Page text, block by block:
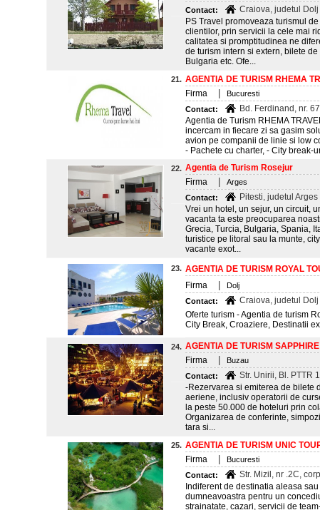
Contact:
Craiova, judetul Dolj
PS Travel promoveaza turismul
clientilor, prin servicii la cele mai
calitatea si promptitudinea ne
de turism intern si extern, bilete
Bulgaria etc. Ofe...
21. AGENTIA DE TURISM RHEMA
Firma
Bucuresti
Contact:
Bd. Ferdinand, nr.
Agentia de Turism RHEMA
incercam in fiecare zi sa gasim
avion pe companii de linie si low
- Pachete cu charter, - City break-
22. Agentia de Turism Rosejur
Firma
Arges
Contact:
Pitesti, judetul Arges
Vrei un hotel, un sejur, un circuit,
vacanta ta este preocuparea
Grecia, Turcia, Bulgaria, Spania,
turistice pe litoral sau la munte,
vacante exot...
23. AGENTIA DE TURISM ROYAL
Firma
Dolj
Contact:
Craiova, judetul Dolj
Oferte turism - Agentia de turism
City Break, Croaziere, Destinatii
24. AGENTIA DE TURISM
Firma
Buzau
Contact:
Str. Unirii, Bl. PTTR
-Rezervarea si emiterea de bilete
aeriene, inclusiv operatorii de
la peste 50.000 de hoteluri prin
Organizarea de conferinte,
tara si...
25. AGENTIA DE TURISM UNIC
Firma
Bucuresti
Contact:
Str. Mizil, nr .2C,
Indiferent de destinatia aleasa
dumneavoastra pentru un
strainatate, cazari, servicii de